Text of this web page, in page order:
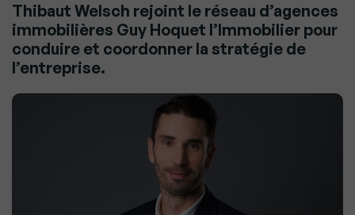
Thibaut Welsch rejoint le réseau d’agences
immobilières Guy Hoquet l’Immobilier pour
conduire et coordonner la stratégie de
l’entreprise.